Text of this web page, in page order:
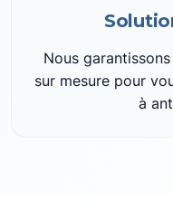
Nous
sur mesure pour
à